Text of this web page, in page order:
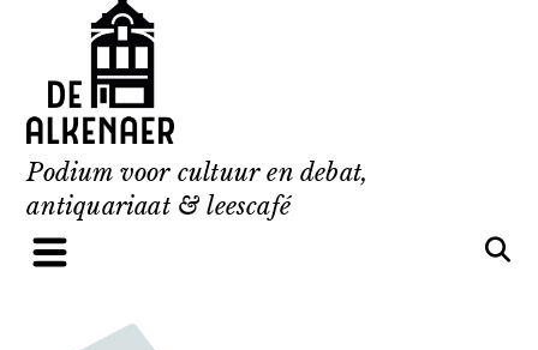
content
Podium voor cultuur en debat,
antiquariaat & leescafé